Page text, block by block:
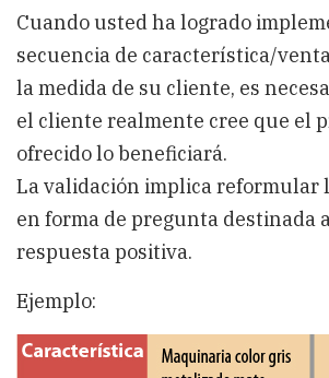
Cuando usted ha logrado
secuencia de característica/
la medida de su cliente, es
el cliente realmente cree que el
ofrecido lo beneficiará.
La validación implica reformular
en forma de pregunta destinada
respuesta positiva.
Ejemplo: